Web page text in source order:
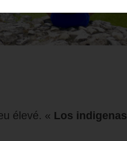
élevé. « Los indigenas